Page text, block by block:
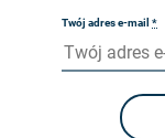
Twój adres e-mail *